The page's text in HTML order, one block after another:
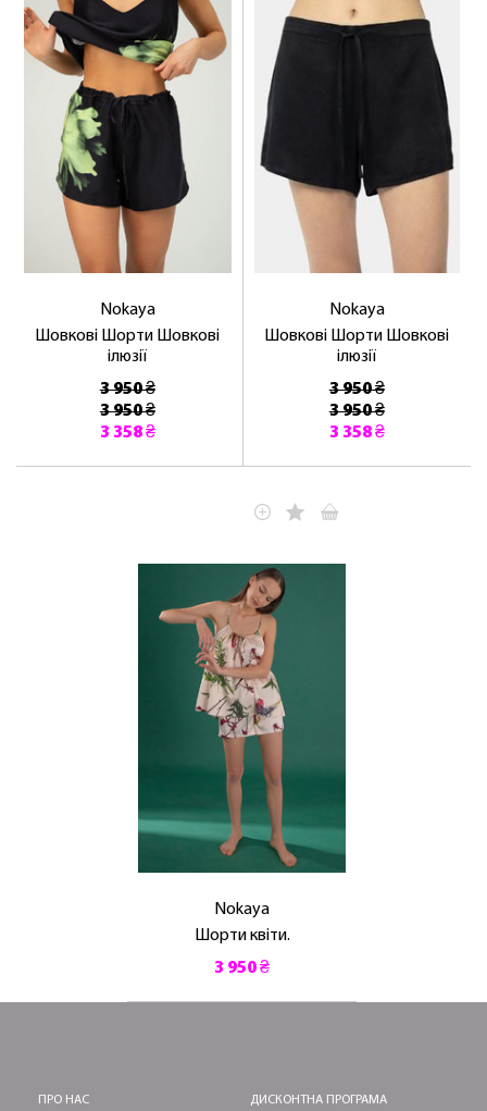
Nokaya
Шовкові Шорти Шовкові
ілюзії
3 950 ₴
3 950 ₴
3 358 ₴
Nokaya
Шовкові Шорти Шовкові
ілюзії
3 950 ₴
3 950 ₴
3 358 ₴
Nokaya
Шорти квіти.
3 950 ₴
ПРО НАС ДИСКОНТНА ПРОГРАМА